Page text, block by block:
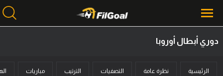
دوري أبطال أوروبا
الرئيسية نظرة عامة التصفيات الترتيب مباريات